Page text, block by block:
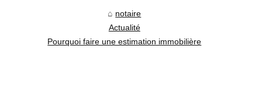
notaire
Actualité
Pourquoi faire une estimation immobilière